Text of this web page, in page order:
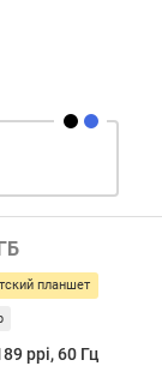
планшет
ppi, 60 Гц